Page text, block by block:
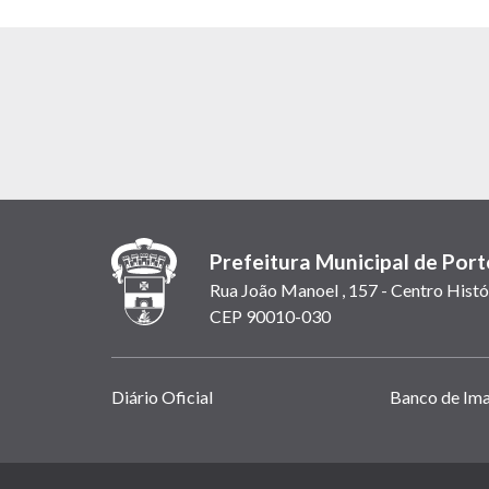
Prefeitura Municipal de
Rua João Manoel , 157 - Centro
CEP 90010-030
Links
Diário Oficial Banco de